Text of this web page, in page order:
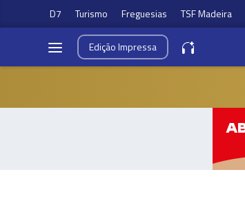
D7 Turismo Freguesias TSF Madeira
EdiçãoImpressa